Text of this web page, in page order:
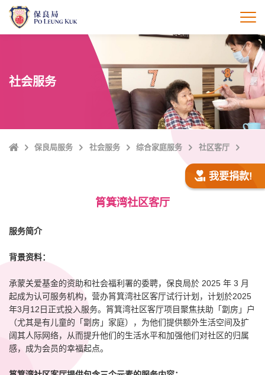
打
社会服务
Home保良局服务 社会服务 综合家庭服务 社区客厅
我要捐款!
筲箕湾社区客厅
服务简介
背景资料：
承蒙关爱基金的资助和社会福利署的委聘，保良局於 2025 年 3 月
起成为认可服务机构，营办筲箕湾社区客厅试行计划，计划於2025
年3月12日正式投入服务。筲箕湾社区客厅项目聚焦扶助「劏房」户
（尤其是有儿童的「劏房」家庭），为他们提供额外生活空间及扩
阔其人际网络，从而提升他们的生活水平和加强他们对社区的归属
感，成为会员的幸福起点。